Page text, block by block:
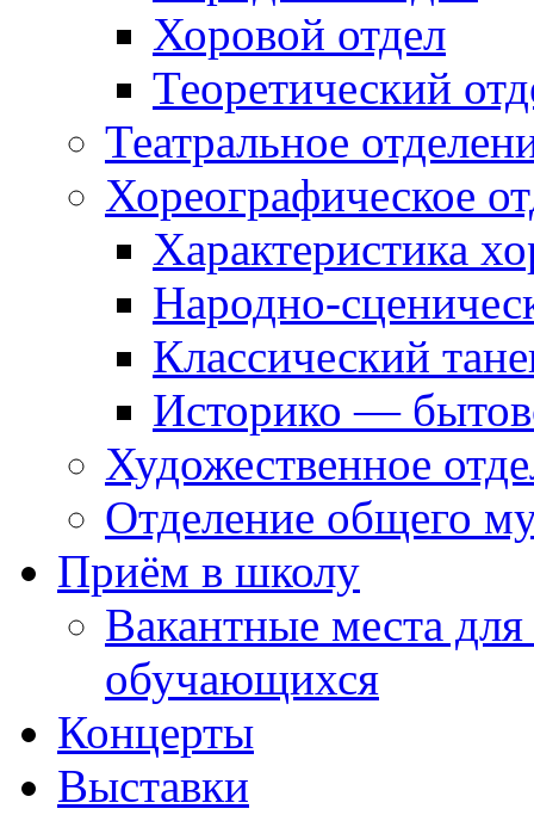
Хоровой отдел
Теоретический
Театральное
Хореографическое
Характеристика
Народно-
Классический
Историко —
Художественное
Отделение общего
Приём в школу
Вакантные места
обучающихся
Концерты
Выставки